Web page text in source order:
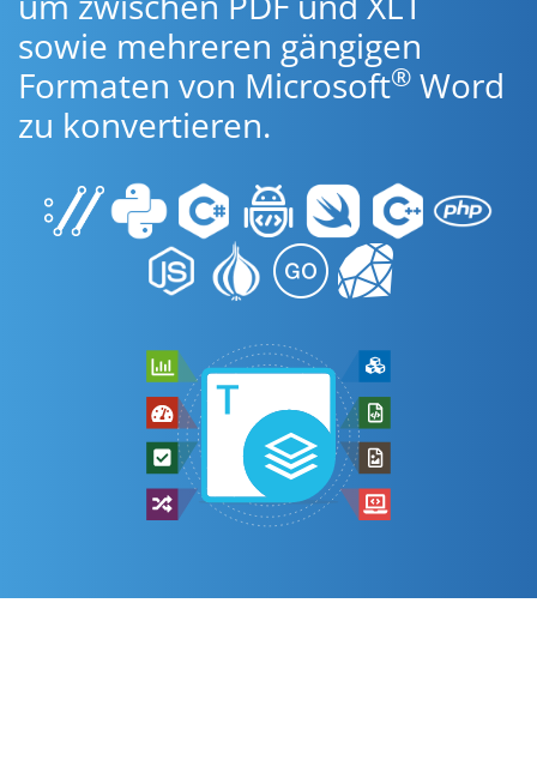
sowie mehreren gängigen
Formaten von Microsoft® Word
zu konvertieren.